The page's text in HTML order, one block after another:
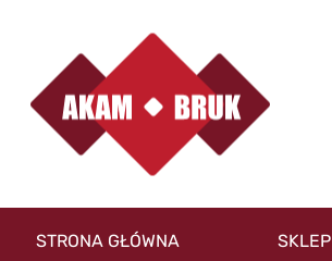
STRONA GŁÓWNA SKLEP